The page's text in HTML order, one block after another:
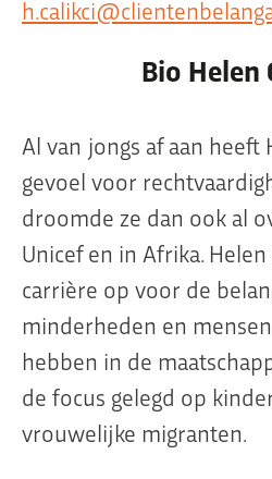
Dit is Jeugdplatform
De adviesgroep
Teamleden
Contact
Bio Helen
Al van jongs af aan heeft
gevoel voor
droomde ze dan ook al
Unicef en in Afrika.
carrière op voor de
minderheden en
hebben in de
de focus gelegd op
vrouwelijke migranten.